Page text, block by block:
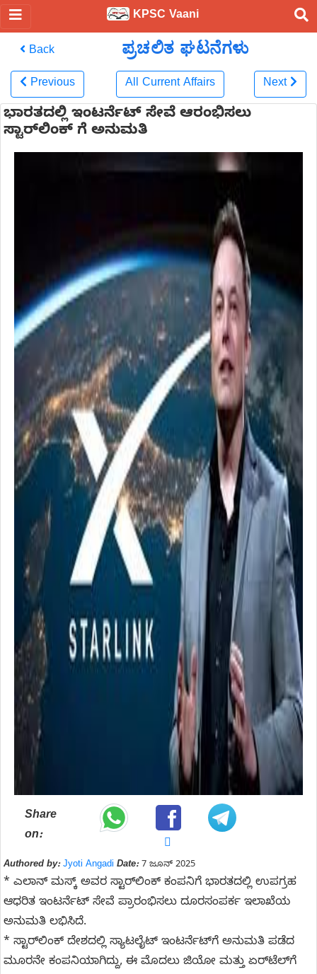
KPSC Vaani
Back ಪ್ರಚಲಿತ ಘಟನೆಗಳು
Previous All Current Affairs Next
ಭಾರತದಲ್ಲಿ ಇಂಟರ್ನೆಟ್ ಸೇವೆ ಆರಂಭಿಸಲು
ಸ್ಟಾರ್‌ಲಿಂಕ್‌ ಗೆ ಅನುಮತಿ
Share
on:
Authored by: Jyoti Angadi Date:7 ಜೂನ್ 2025
* ಎಲಾನ್ ಮಸ್ಕ್ ಅವರ ಸ್ಟಾರ್‌ಲಿಂಕ್‌ ಕಂಪನಿಗೆ ಭಾರತದಲ್ಲಿ ಉಪಗ್ರಹ
ಆಧರಿತ ಇಂಟರ್ನೆಟ್ ಸೇವೆ ಪ್ರಾರಂಭಿಸಲು ದೂರಸಂಪರ್ಕ ಇಲಾಖೆಯ
ಅನುಮತಿ ಲಭಿಸಿದೆ.
* ಸ್ಟಾರ್‌ಲಿಂಕ್‌ ದೇಶದಲ್ಲಿ ಸ್ಯಾಟಲೈಟ್ ಇಂಟರ್ನೆಟ್‌ಗೆ ಅನುಮತಿ ಪಡೆದ
ಮೂರನೇ ಕಂಪನಿಯಾಗಿದ್ದು, ಈ ಮೊದಲು ಜಿಯೋ ಮತ್ತು ಏರ್‌ಟೆಲ್‌ಗೆ